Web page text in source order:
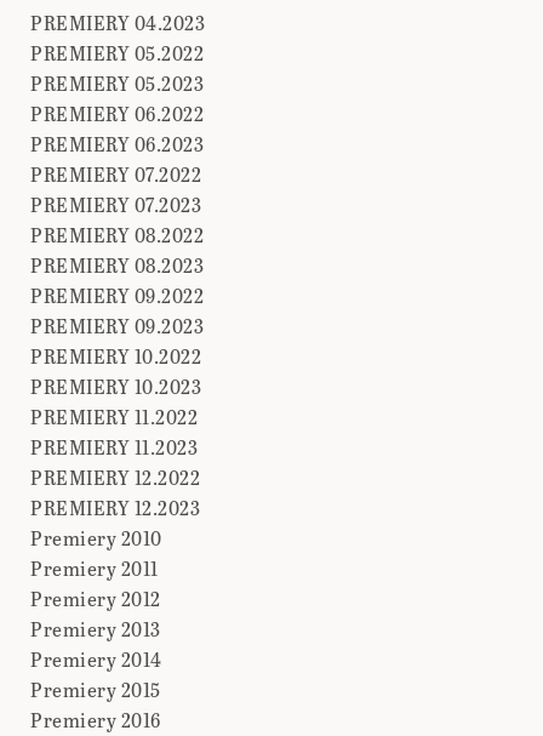
PREMIERY 04.2023
PREMIERY 05.2022
PREMIERY 05.2023
PREMIERY 06.2022
PREMIERY 06.2023
PREMIERY 07.2022
PREMIERY 07.2023
PREMIERY 08.2022
PREMIERY 08.2023
PREMIERY 09.2022
PREMIERY 09.2023
PREMIERY 10.2022
PREMIERY 10.2023
PREMIERY 11.2022
PREMIERY 11.2023
PREMIERY 12.2022
PREMIERY 12.2023
Premiery 2010
Premiery 2011
Premiery 2012
Premiery 2013
Premiery 2014
Premiery 2015
Premiery 2016